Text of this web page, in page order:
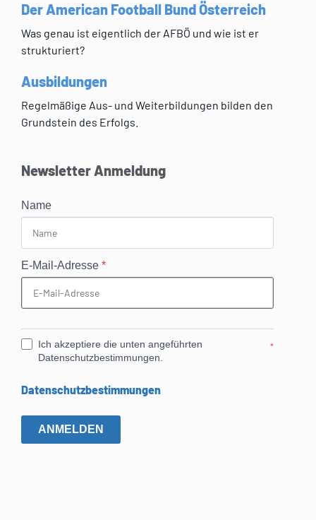
Der American Football Bund Österreich
Was genau ist eigentlich der AFBÖ und wie ist er
strukturiert?
Ausbildungen
Regelmäßige Aus- und Weiterbildungen bilden den
Grundstein des Erfolgs.
Newsletter Anmeldung
Name
E-Mail-Adresse *
Ich akzeptiere die unten angeführten
Datenschutzbestimmungen.
*
Datenschutzbestimmungen
ANMELDEN